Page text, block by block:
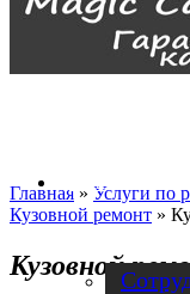
О нас
Главная » Услуги по
Кузовной ремонт »
Кузовной